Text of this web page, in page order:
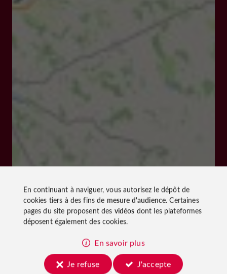
En continuant à naviguer, vous autorisez le dépôt de
cookies tiers à des fins de mesure d'audience. Certaines
pages du site proposent des vidéos dont les plateformes
déposent également des cookies.
En savoir plus
Je refuse
J'accepte